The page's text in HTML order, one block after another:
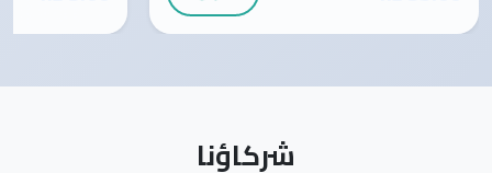
شركاؤنا